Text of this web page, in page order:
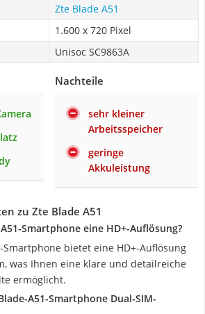
Zte Blade A51
1.600 x 720 Pixel
Unisoc SC9863A
Nachteile
sehr kleiner
Arbeitsspeicher
geringe
Akkuleistung
zu Zte Blade A51
Smartphone eine HD+-Auflösung?
Smartphone bietet eine HD+-Auflösung
was Ihnen eine klare und detailreiche
ermöglicht.
A51-Smartphone Dual-SIM-